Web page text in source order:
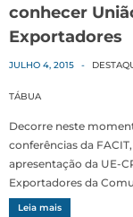
conhecer
Exportadores
JULHO 4, 2015 -
TÁBUA
Decorre neste
conferências da
apresentação da UE-
Exportadores da
Leia mais